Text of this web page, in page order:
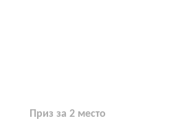
Приз за 2 место